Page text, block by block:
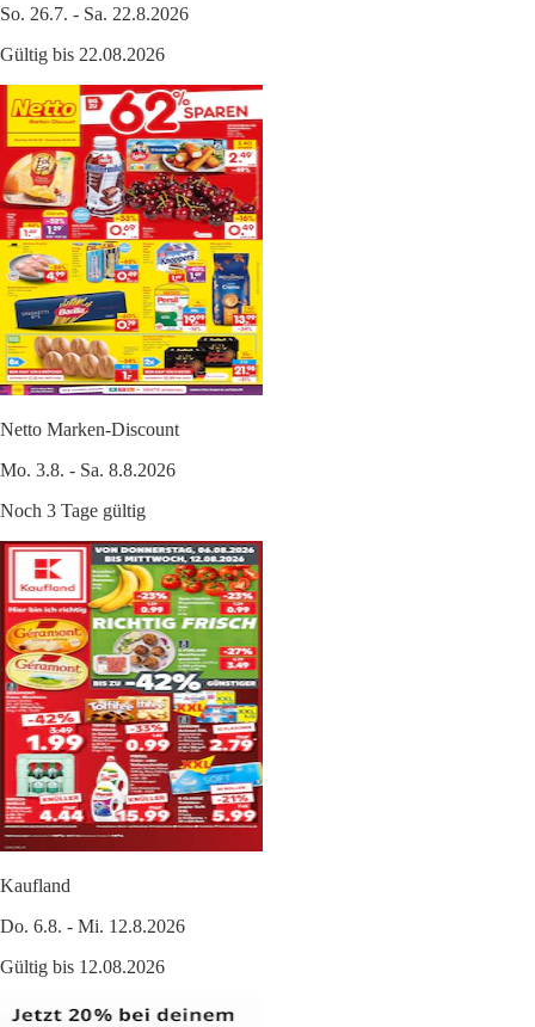
So. 26.7. - Sa. 22.8.2026
Gültig bis 22.08.2026
Netto Marken-Discount
Mo. 3.8. - Sa. 8.8.2026
Noch 3 Tage gültig
Kaufland
Do. 6.8. - Mi. 12.8.2026
Gültig bis 12.08.2026